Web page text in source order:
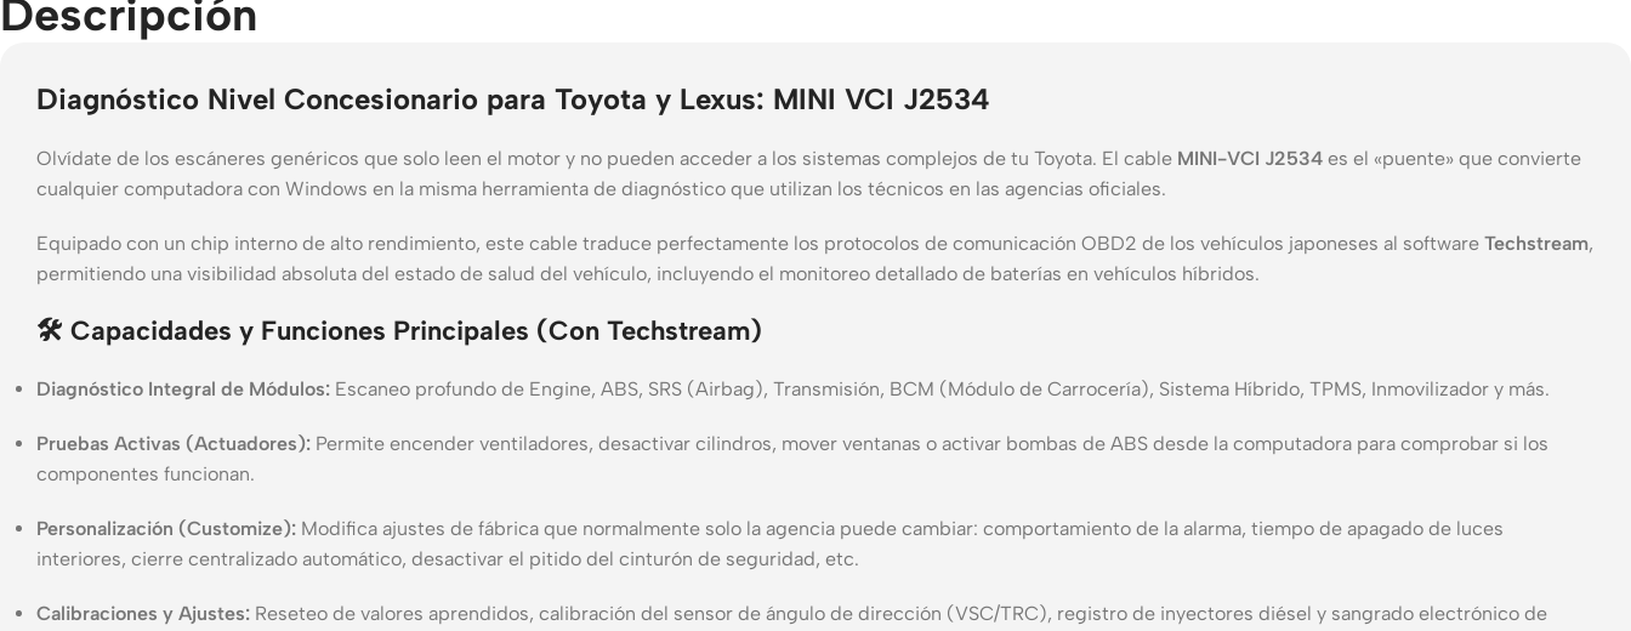
Descripción
Diagnóstico Nivel Concesionario para Toyota y Lexus: MINI VCI J2534
Olvídate de los escáneres genéricos que solo leen el motor y no pueden acceder a los sistemas complejos de tu Toyota. El cable MINI-VCI J2534 es el «puente» que convierte
cualquier computadora con Windows en la misma herramienta de diagnóstico que utilizan los técnicos en las agencias oficiales.
Equipado con un chip interno de alto rendimiento, este cable traduce perfectamente los protocolos de comunicación OBD2 de los vehículos japoneses al software Techstream,
permitiendo una visibilidad absoluta del estado de salud del vehículo, incluyendo el monitoreo detallado de baterías en vehículos híbridos.
🛠️ Capacidades y Funciones Principales (Con Techstream)
Diagnóstico Integral de Módulos: Escaneo profundo de Engine, ABS, SRS (Airbag), Transmisión, BCM (Módulo de Carrocería), Sistema Híbrido, TPMS, Inmovilizador y más.
Pruebas Activas (Actuadores): Permite encender ventiladores, desactivar cilindros, mover ventanas o activar bombas de ABS desde la computadora para comprobar si los
componentes funcionan.
Personalización (Customize): Modifica ajustes de fábrica que normalmente solo la agencia puede cambiar: comportamiento de la alarma, tiempo de apagado de luces
interiores, cierre centralizado automático, desactivar el pitido del cinturón de seguridad, etc.
Calibraciones y Ajustes: Reseteo de valores aprendidos, calibración del sensor de ángulo de dirección (VSC/TRC), registro de inyectores diésel y sangrado electrónico de